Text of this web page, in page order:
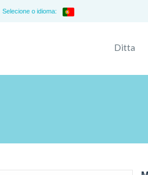
Selecione o idioma:
Ditta